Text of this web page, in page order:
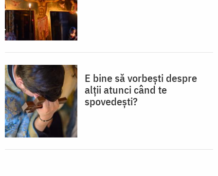
E bine să vorbești despre
alții atunci când te
spovedești?